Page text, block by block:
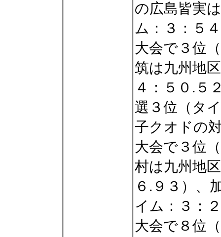
の広島皆実
ム：３：５
大会で３位
筑は九州地
４：５０.５
選３位（タ
子クオドの
大会で３位
村は九州地
６.９３）、
イム：３：
大会で８位